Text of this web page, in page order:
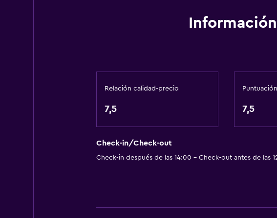
Relación calidad-precio
7,5 7,5
Check-in/Check-out
Check-in después de las 14:00 - Check-out antes de las